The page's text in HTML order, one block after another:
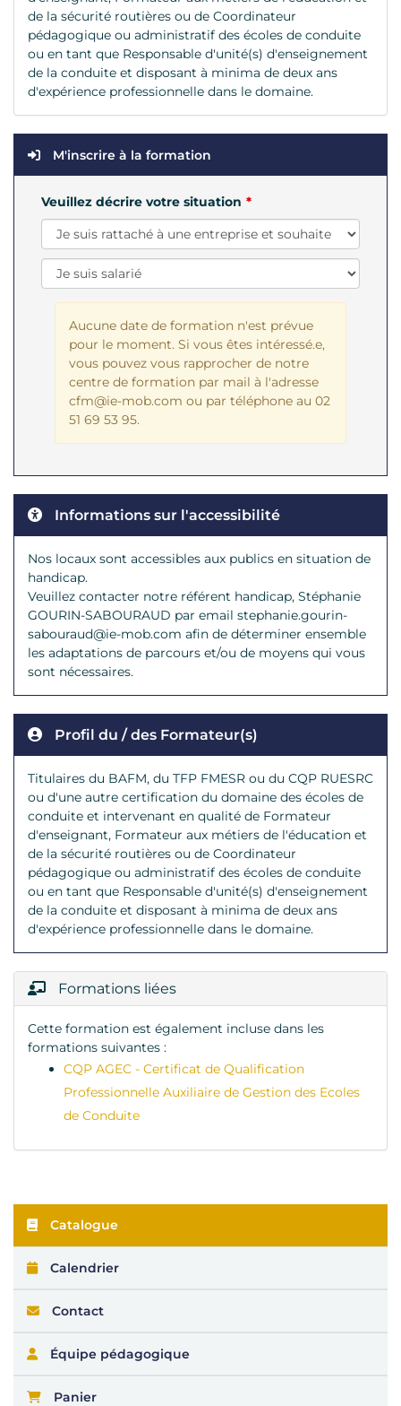
de la sécurité routières ou de Coordinateur
pédagogique ou administratif des écoles de conduite
ou en tant que Responsable d'unité(s) d'enseignement
de la conduite et disposant à minima de deux ans
d'expérience professionnelle dans le domaine.
M'inscrire à la formation
Veuillez décrire votre situation
Aucune date de formation n'est prévue
pour le moment. Si vous êtes intéressé.e,
vous pouvez vous rapprocher de notre
centre de formation par mail à l'adresse
cfm@ie-mob.com ou par téléphone au 02
51 69 53 95.
Informations sur l'accessibilité
Nos locaux sont accessibles aux publics en situation de
handicap.
Veuillez contacter notre référent handicap, Stéphanie
GOURIN-SABOURAUD par email stephanie.gourin-
sabouraud@ie-mob.com afin de déterminer ensemble
les adaptations de parcours et/ou de moyens qui vous
sont nécessaires.
Profil du / des Formateur(s)
Titulaires du BAFM, du TFP FMESR ou du CQP RUESRC
ou d'une autre certification du domaine des écoles de
conduite et intervenant en qualité de Formateur
d'enseignant, Formateur aux métiers de l'éducation et
de la sécurité routières ou de Coordinateur
pédagogique ou administratif des écoles de conduite
ou en tant que Responsable d'unité(s) d'enseignement
de la conduite et disposant à minima de deux ans
d'expérience professionnelle dans le domaine.
Formations liées
Cette formation est également incluse dans les
formations suivantes :
CQP AGEC - Certificat de Qualification
Professionnelle Auxiliaire de Gestion des Ecoles
de Conduite
Catalogue
Calendrier
Contact
Équipe pédagogique
Panier